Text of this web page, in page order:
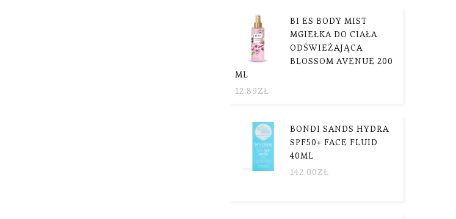
BI ES BODY MIST
MGIEŁKA DO CIAŁA
ODŚWIEŻAJĄCA
BLOSSOM AVENUE 200
ML
12.89ZŁ
BONDI SANDS HYDRA
SPF50+ FACE FLUID
40ML
142.00ZŁ